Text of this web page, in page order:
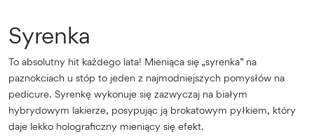
Syrenka
To absolutny hit każdego lata! Mieniąca się „syrenka” na
paznokciach u stóp to jeden z najmodniejszych pomysłów na
pedicure. Syrenkę wykonuje się zazwyczaj na białym
hybrydowym lakierze, posypując ją brokatowym pyłkiem, który
daje lekko holograficzny mieniący się efekt.